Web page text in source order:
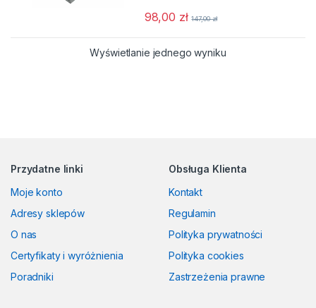
98,00 zł 147,00zł
Wyświetlanie jednego wyniku
Przydatne linki
Moje konto
Adresy sklepów
O nas
Certyfikaty i wyróżnienia
Poradniki
Obsługa Klienta
Kontakt
Regulamin
Polityka prywatności
Polityka cookies
Zastrzeżenia prawne